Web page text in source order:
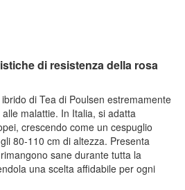
di resistenza della rosa
di Tea di Poulsen estremamente
malattie. In Italia, si adatta
crescendo come un cespuglio
80-110 cm di altezza. Presenta
sane durante tutta la
una scelta affidabile per ogni